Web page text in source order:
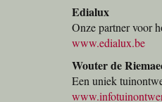
Edialux
Onze partner voor
www.edialux.be
Wouter de
Een uniek